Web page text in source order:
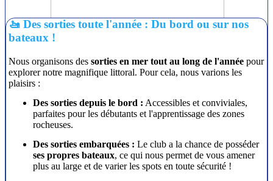
🚤 Des sorties toute l'année : Du bord ou sur nos
bateaux !
Nous organisons des sorties en mer tout au long de l'année pour
explorer notre magnifique littoral. Pour cela, nous varions les
plaisirs :
Des sorties depuis le bord : Accessibles et conviviales,
parfaites pour les débutants et l'apprentissage des zones
rocheuses.
Des sorties embarquées : Le club a la chance de posséder
ses propres bateaux, ce qui nous permet de vous amener
plus au large et de varier les spots en toute sécurité !